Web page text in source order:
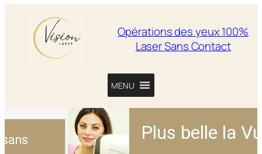
Opérations des yeux 100%
Laser Sans Contact
MENU
Plus belle la Vue